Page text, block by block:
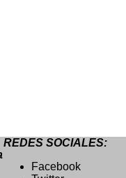
REDES SOCIALES:
Facebook